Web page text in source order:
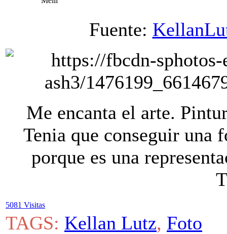
Fuente:
Me encanta el arte.
Tenia que conseguir una
porque es una
5081 Visitas
TAGS: Kellan Lutz, Foto